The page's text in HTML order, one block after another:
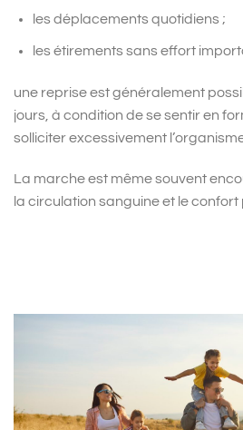
les déplacements quotidiens ;
les étirements sans effort
une reprise est généralement
jours, à condition de se sentir en
solliciter excessivement
La marche est même souvent
la circulation sanguine et le